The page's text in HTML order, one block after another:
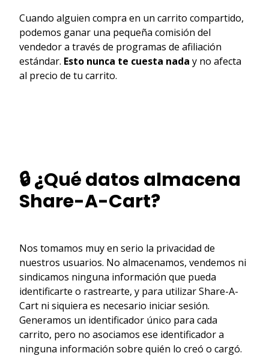
Cuando alguien compra en un carrito compartido,
podemos ganar una pequeña comisión del
vendedor a través de programas de afiliación
estándar. Esto nunca te cuesta nada y no afecta
al precio de tu carrito.
🔒 ¿Qué datos almacena
Share-A-Cart?
Nos tomamos muy en serio la privacidad de
nuestros usuarios. No almacenamos, vendemos ni
sindicamos ninguna información que pueda
identificarte o rastrearte, y para utilizar Share-A-
Cart ni siquiera es necesario iniciar sesión.
Generamos un identificador único para cada
carrito, pero no asociamos ese identificador a
ninguna información sobre quién lo creó o cargó.